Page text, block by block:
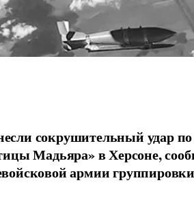
сокрушительный удар
Мадьяра» в Херсоне,
армии